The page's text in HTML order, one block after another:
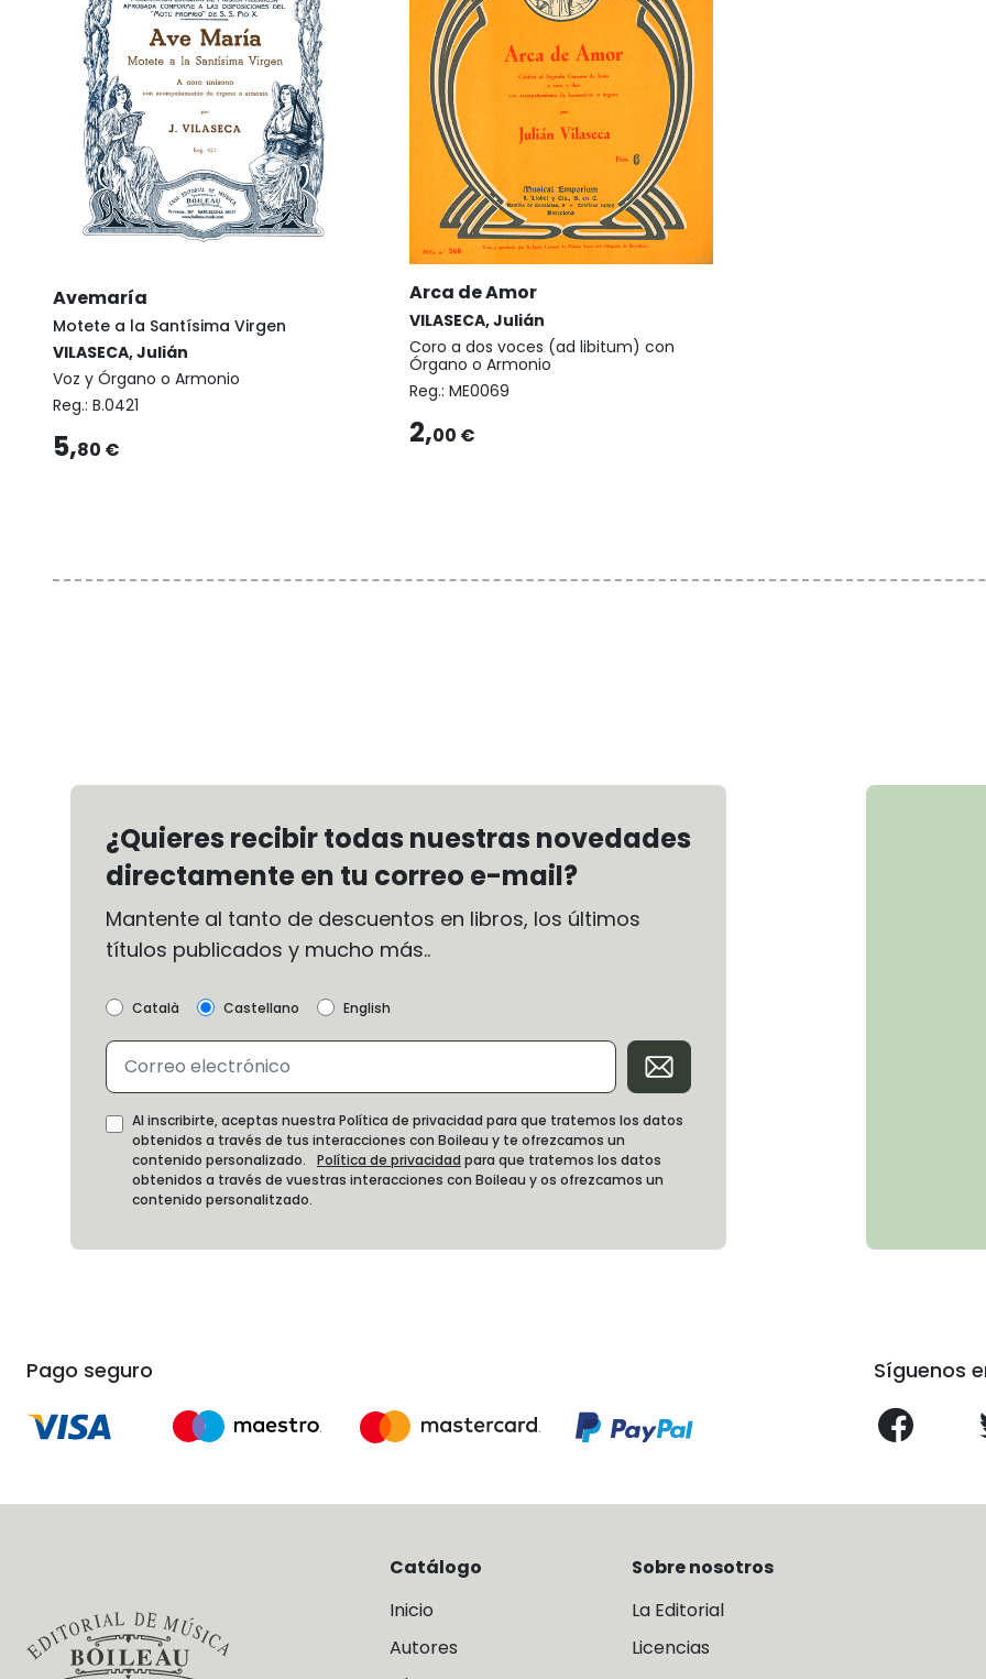
Avemaría
Motete a la Santísima Virgen
VILASECA, Julián
Voz y Órgano o Armonio
Reg.: B.0421
5,80 €
Arca de Amor
VILASECA, Julián
Coro a dos voces (ad libitum) con
Órgano o Armonio
Reg.: ME0069
2,00 €
¿Quieres recibir todas nuestras novedades
directamente en tu correo e-mail?
Mantente al tanto de descuentos en libros, los últimos
títulos publicados y mucho más..
Català Castellano English
Al inscribirte, aceptas nuestra Política de privacidad para que tratemos los datos
obtenidos a través de tus interacciones con Boileau y te ofrezcamos un
contenido personalizado. Política de privacidad para que tratemos los datos
obtenidos a través de vuestras interacciones con Boileau y os ofrezcamos un
contenido personalitzado.
Pago seguro Síguenos
Catálogo
Inicio
Autores
Sobre nosotros
La Editorial
Licencias